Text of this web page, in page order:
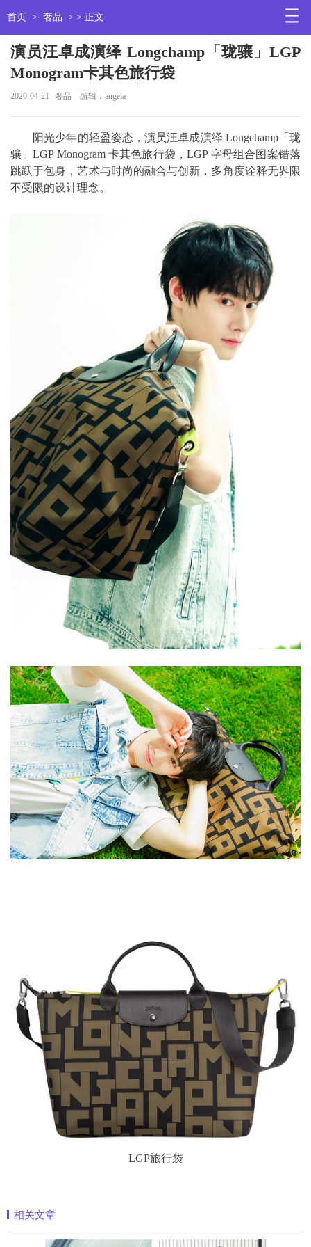
首页 > 奢品 > > 正文
演员汪卓成演绎 Longchamp「珑骧」LGP
Monogram卡其色旅行袋
2020-04-21 奢品 编辑：angela
阳光少年的轻盈姿态，演员汪卓成演绎 Longchamp「珑
骧」LGP Monogram 卡其色旅行袋，LGP 字母组合图案错落
跳跃于包身，艺术与时尚的融合与创新，多角度诠释无界限
不受限的设计理念。
LGP旅行袋
相关文章